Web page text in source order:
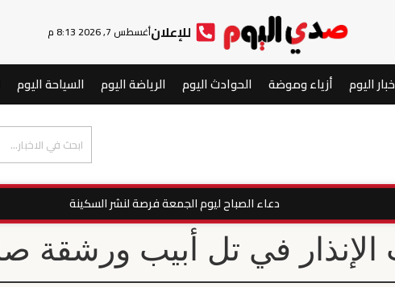
للإعلانأغسطس 7, 2026 8:13 م
اليوم أزياء وموضة الحوادث اليوم الرياضة اليوم السياحة اليوم
دعاء الصباح ليوم الجمعة فرصة لنشر السكينة
في تل أبيب ورشقة